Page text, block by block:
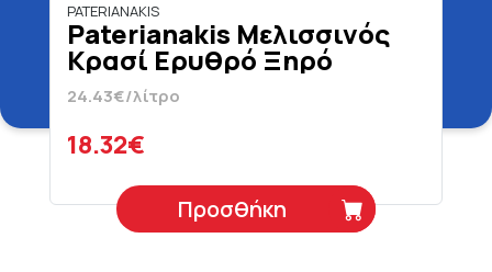
PATERIANAKIS
Paterianakis Μελισσινός
Κρασί Ερυθρό Ξηρό
Βιολογικό 750 ml
24.43€/λίτρο
18.32€
Προσθήκη